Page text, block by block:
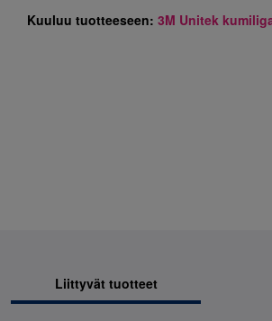
Kuuluu tuotteeseen: 3M Unitek
Liittyvät tuotteet